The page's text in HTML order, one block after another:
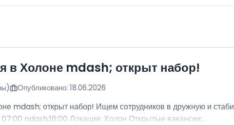
в Холоне mdash; открыт набор!
Опубликовано: 18.06.2026
mdash; открыт набор! Ищем сотрудников в дружную и
ndash;16:00 Локация: Холон Открытые вакансии:...